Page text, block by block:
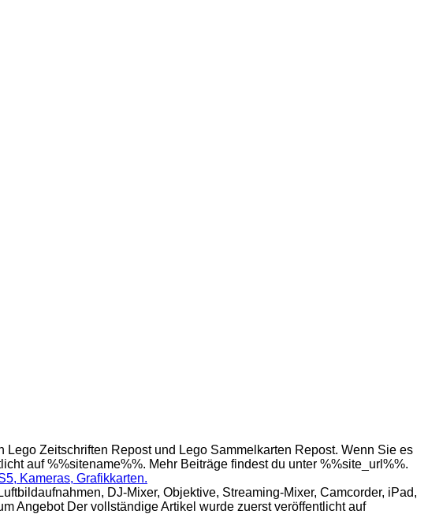
Zeitschriften Repost und Lego Sammelkarten Repost. Wenn Sie es
auf %%sitename%%. Mehr Beiträge findest du unter %%site_url%%.
Kameras, Grafikkarten.
DJ-Mixer, Objektive, Streaming-Mixer, Camcorder, iPad,
Angebot Der vollständige Artikel wurde zuerst veröffentlicht auf